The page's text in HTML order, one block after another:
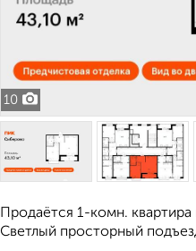
10
Продаётся 1-комн.
Светлый просторный